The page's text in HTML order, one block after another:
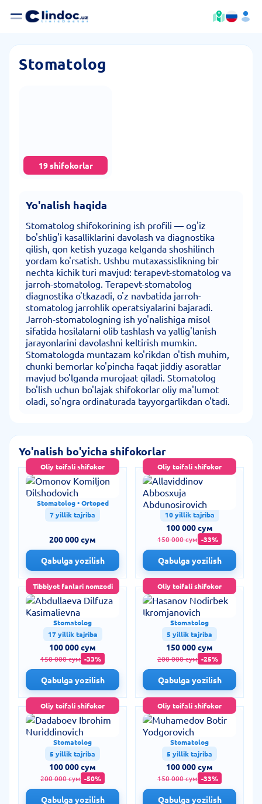
Stomatolog
19 shifokorlar
Yo'nalish haqida
Stomatolog shifokorining ish profili — og'iz
bo'shlig'i kasalliklarini davolash va diagnostika
qilish, qon ketish yuzaga kelganda shoshilinch
yordam ko'rsatish. Ushbu mutaxassislikning bir
nechta kichik turi mavjud: terapevt-stomatolog va
jarroh-stomatolog. Terapevt-stomatolog
diagnostika o'tkazadi, o'z navbatida jarroh-
stomatolog jarrohlik operatsiyalarini bajaradi.
Jarroh-stomatologning ish yo'nalishiga misol
sifatida hosilalarni olib tashlash va yallig'lanish
jarayonlarini davolashni keltirish mumkin.
Stomatologda muntazam ko'rikdan o'tish muhim,
chunki bemorlar ko'pincha faqat jiddiy asoratlar
mavjud bo'lganda murojaat qiladi. Stomatolog
bo'lish uchun bo'lajak shifokorlar oliy ma'lumot
oladi, so'ngra ordinaturada tayyorgarlikdan o'tadi.
Yo'nalish bo'yicha shifokorlar
Oliy toifali shifokor
Omonov Komiljon
Dilshodovich
Stomatolog • Ortoped
7 yillik tajriba
200 000 сум
Qabulga yozilish
Oliy toifali shifokor
Allaviddinov Abbosxuja
Abdunosirovich
Stomatolog
10 yillik tajriba
100 000 сум
150 000 сум -33%
Qabulga yozilish
Tibbiyot fanlari nomzodi
Abdullaeva Dilfuza
Kasimalievna
Stomatolog
17 yillik tajriba
100 000 сум
150 000 сум -33%
Qabulga yozilish
Oliy toifali shifokor
Hasanov Nodirbek
Ikromjanovich
Stomatolog
5 yillik tajriba
150 000 сум
200 000 сум -25%
Qabulga yozilish
Oliy toifali shifokor
Dadaboev Ibrohim
Nuriddinovich
Stomatolog
5 yillik tajriba
100 000 сум
200 000 сум -50%
Qabulga yozilish
Oliy toifali shifokor
Muhamedov Botir
Yodgorovich
Stomatolog
5 yillik tajriba
100 000 сум
150 000 сум -33%
Qabulga yozilish